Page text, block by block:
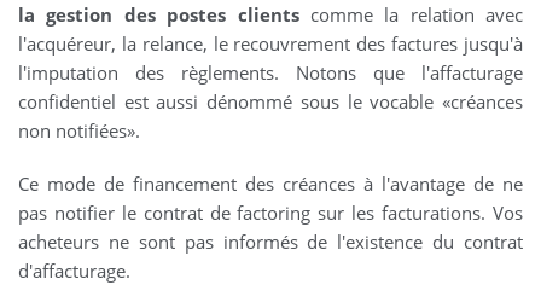
la gestion des postes clientscomme la relation avec
l'acquéreur, la relance, le recouvrement des factures jusqu'à
l'imputation des règlements. Notons que l'affacturage
confidentiel est aussi dénommé sous le vocable «créances
non notifiées».
Ce mode de financement des créances à l'avantage de ne
pas notifier le contrat de factoring sur les facturations. Vos
acheteurs ne sont pas informés de l'existence du contrat
d'affacturage.